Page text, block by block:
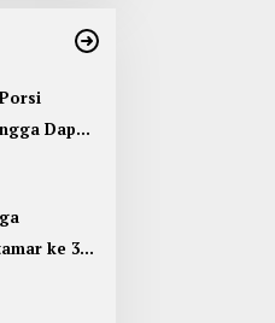
Dapur
ke 35